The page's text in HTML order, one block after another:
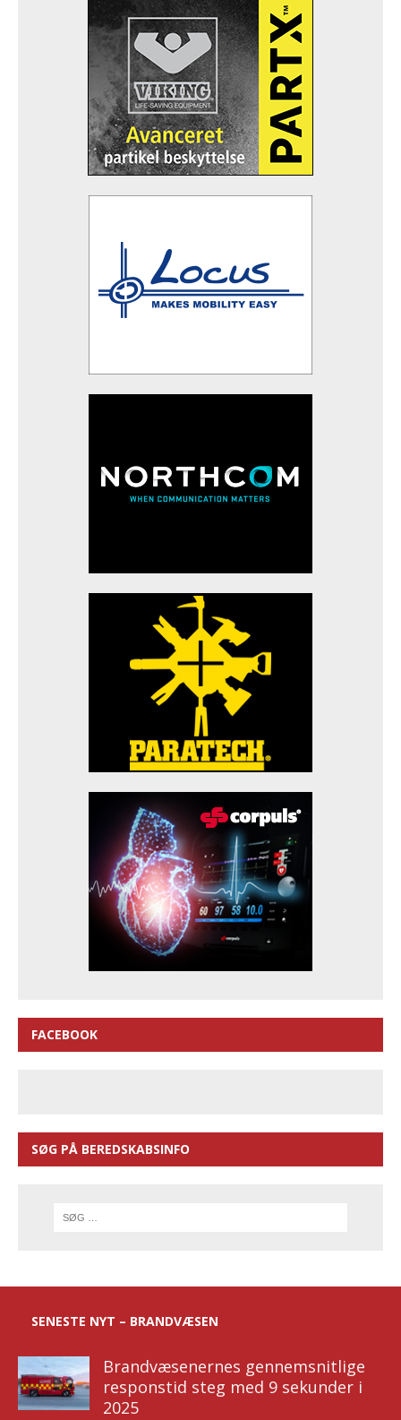
FACEBOOK
SØG PÅ BEREDSKABSINFO
SENESTE NYT – BRANDVÆSEN
Brandvæsenernes gennemsnitlige
responstid steg med 9 sekunder i
2025